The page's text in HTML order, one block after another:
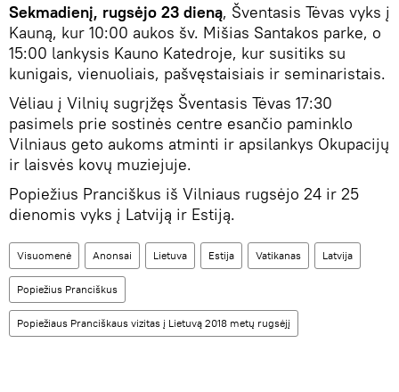
Sekmadienį, rugsėjo 23 dieną, Šventasis Tėvas vyks į
Kauną, kur 10:00 aukos šv. Mišias Santakos parke, o
15:00 lankysis Kauno Katedroje, kur susitiks su
kunigais, vienuoliais, pašvęstaisiais ir seminaristais.
Vėliau į Vilnių sugrįžęs Šventasis Tėvas 17:30
pasimels prie sostinės centre esančio paminklo
Vilniaus geto aukoms atminti ir apsilankys Okupacijų
ir laisvės kovų muziejuje.
Popiežius Pranciškus iš Vilniaus rugsėjo 24 ir 25
dienomis vyks į Latviją ir Estiją.
Visuomenė Anonsai Lietuva Estija Vatikanas Latvija
Popiežius Pranciškus
Popiežiaus Pranciškaus vizitas į Lietuvą 2018 metų rugsėjį